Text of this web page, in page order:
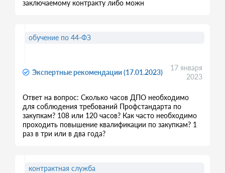
заключаемому контракту либо можн
Экспертные рекомендации (17.01.2023)
17 января
2023
Ответ на вопрос: Сколько часов ДПО необходимо
для соблюдения требований Профстандарта по
закупкам? 108 или 120 часов? Как часто необходимо
проходить повышение квалификации по закупкам? 1
раз в три или в два года?
обучение по 44-ФЗ
контрактная служба